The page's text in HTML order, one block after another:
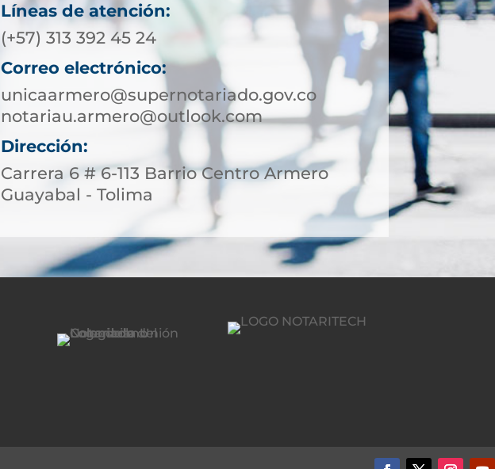
Líneas de atención:
(+57) 313 392 45 24
Correo electrónico:
unicaarmero@supernotariado.gov.co
notariau.armero@outlook.com
Dirección:
Carrera 6 # 6-113 Barrio Centro Armero
Guayabal - Tolima